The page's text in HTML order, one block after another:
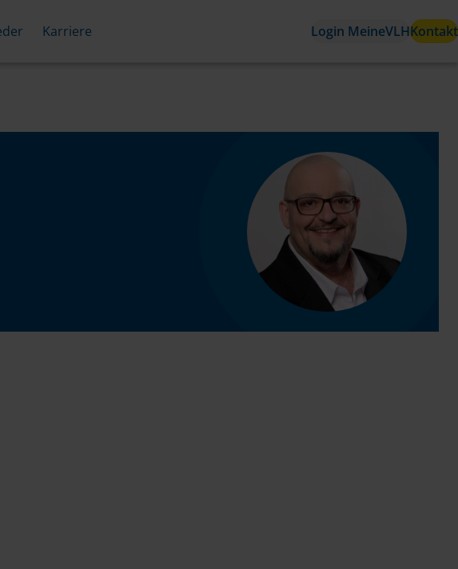
Karriere Login MeineVLHKontakt